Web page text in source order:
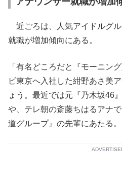
近ごろは、人気アイドルグ
就職が増加傾向にある。
「有名どころだと『モーニン
ビ東京へ入社した紺野あさ美
ょう。最近では元『乃木坂46
や、テレ朝の斎藤ちはるアナ
道グループ』の先輩にあたる。